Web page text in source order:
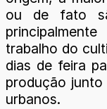
ou de fato
trabalho do
dias de feira
produção
urbanos.